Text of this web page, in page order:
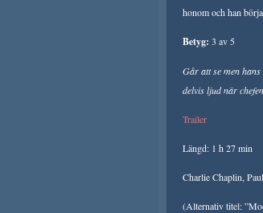
honom och han
Betyg: 3 av 5
Går att se men
delvis ljud när
Trailer
Längd: 1 h 27 min
Charlie Chaplin,
(Alternativ titel: